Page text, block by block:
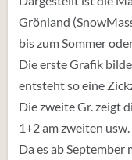
Grönland
bis zum Sommer
Die erste Grafik
entsteht so eine
Die zweite Gr. zeigt
1+2 am zweiten usw.
Da es ab